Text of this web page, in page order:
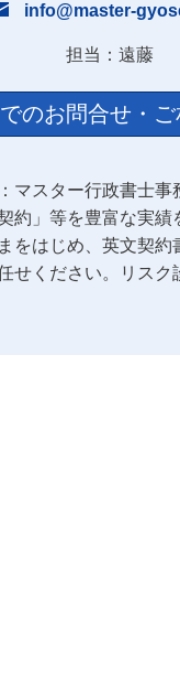
info@master-
担当：遠藤
のお問合せ・
マスター行政書士
約」等を豊富な実
をはじめ、英文契
せください。リス